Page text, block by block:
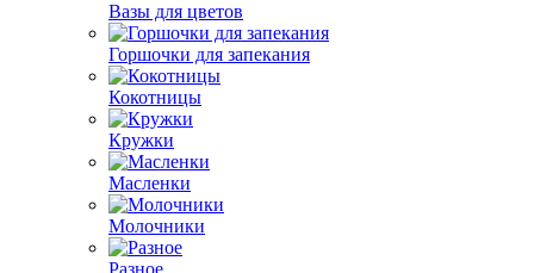
Вазы для цветов
Горшочки для запекания
Кокотницы
Кружки
Масленки
Молочники
Разное